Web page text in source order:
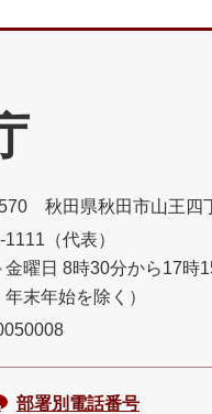
秋田県秋田市山王四
（代表）
金曜日 8時30分から17時
年末年始を除く）
部署別電話番号